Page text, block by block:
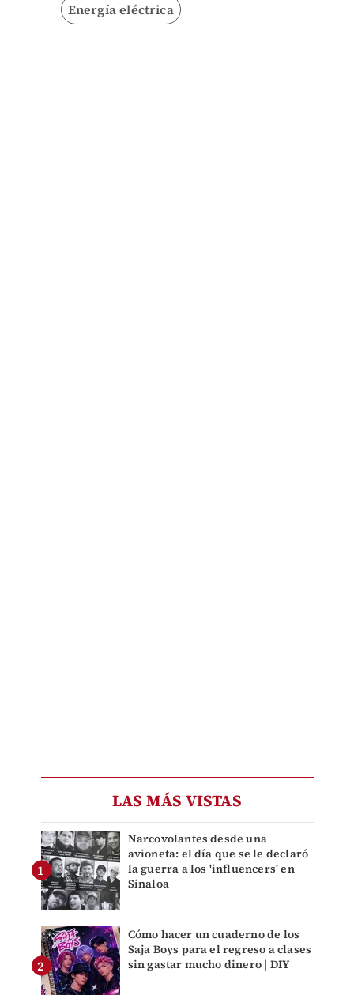
Energía eléctrica
LAS MÁS VISTAS
Narcovolantes desde una
avioneta: el día que se le declaró
la guerra a los 'influencers' en
Sinaloa
Cómo hacer un cuaderno de los
Saja Boys para el regreso a clases
sin gastar mucho dinero | DIY